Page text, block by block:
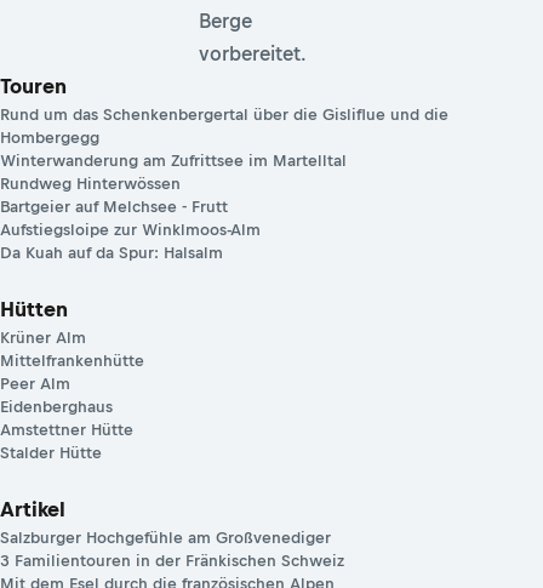
Berge
vorbereitet.
Touren
Rund um das Schenkenbergertal über die Gisliflue und die
Hombergegg
Winterwanderung am Zufrittsee im Martelltal
Rundweg Hinterwössen
Bartgeier auf Melchsee - Frutt
Aufstiegsloipe zur Winklmoos-Alm
Da Kuah auf da Spur: Halsalm
Hütten
Krüner Alm
Mittelfrankenhütte
Peer Alm
Eidenberghaus
Amstettner Hütte
Stalder Hütte
Artikel
Salzburger Hochgefühle am Großvenediger
3 Familientouren in der Fränkischen Schweiz
Mit dem Esel durch die französischen Alpen